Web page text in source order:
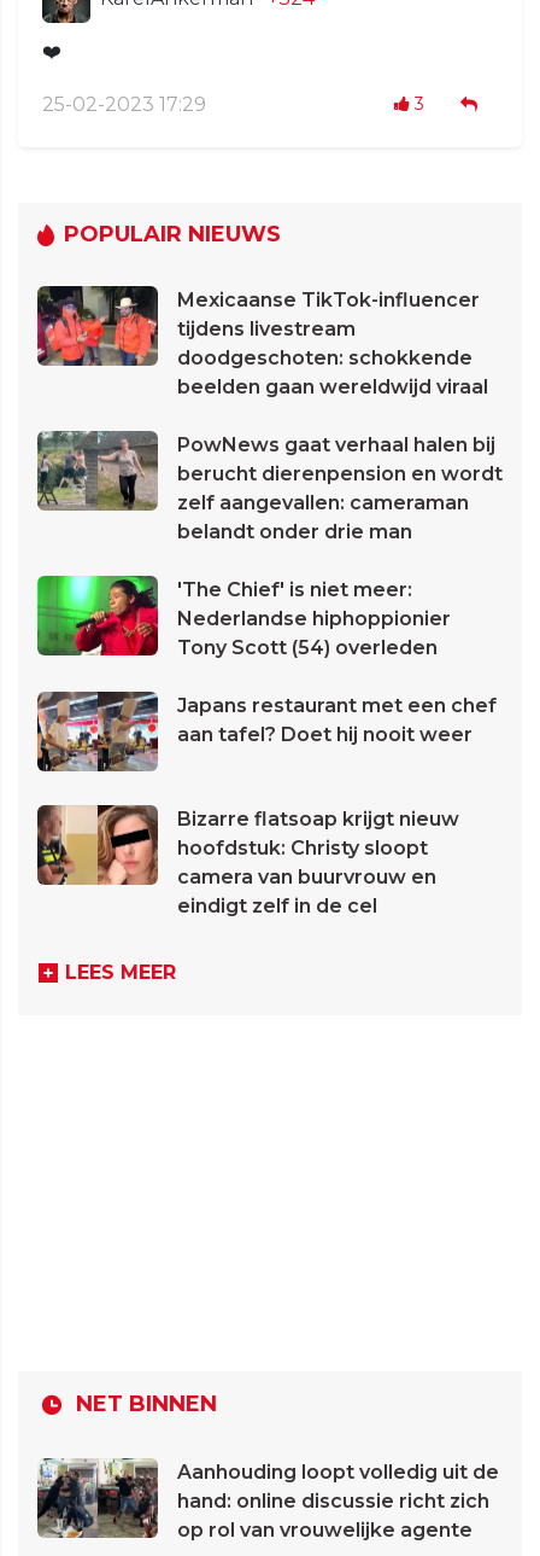
❤️
25-02-2023 17:29 3
POPULAIR NIEUWS
Mexicaanse TikTok-influencer
tijdens livestream
doodgeschoten: schokkende
beelden gaan wereldwijd viraal
PowNews gaat verhaal halen bij
berucht dierenpension en wordt
zelf aangevallen: cameraman
belandt onder drie man
'The Chief' is niet meer:
Nederlandse hiphoppionier
Tony Scott (54) overleden
Japans restaurant met een chef
aan tafel? Doet hij nooit weer
Bizarre flatsoap krijgt nieuw
hoofdstuk: Christy sloopt
camera van buurvrouw en
eindigt zelf in de cel
LEES MEER
NET BINNEN
Aanhouding loopt volledig uit de
hand: online discussie richt zich
op rol van vrouwelijke agente